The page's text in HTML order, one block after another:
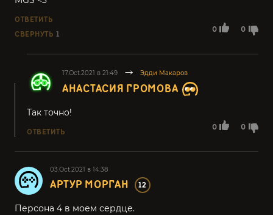
0 0
ОТВЕТИТЬ
СВЕРНУТЬ 1
17.Oct.2021 в 21:49 Эдди Макаров
АНАСТАСИЯ ГРОМОВА
0 0
Так точно!
ОТВЕТИТЬ
03.Oct.2021 в 14:38
АРТУР МОРГАН 12
Персона 4 в моем сердце.